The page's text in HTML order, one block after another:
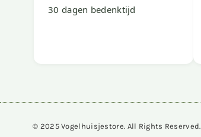
30 dagen bedenktijd
© 2025 Vogelhuisjestore. All Rights Reserved.